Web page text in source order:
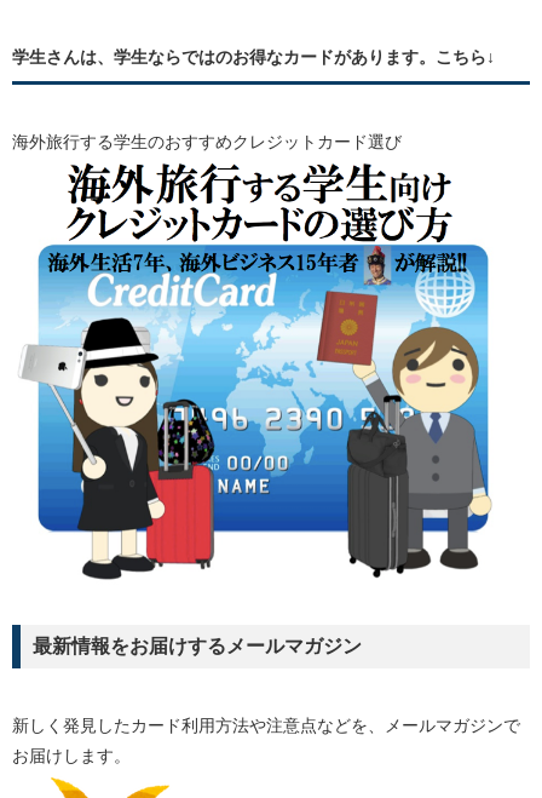
学生さんは、学生ならではのお得なカードがあります。こちら↓
海外旅行する学生のおすすめクレジットカード選び
最新情報をお届けするメールマガジン
新しく発見したカード利用方法や注意点などを、メールマガジンで
お届けします。